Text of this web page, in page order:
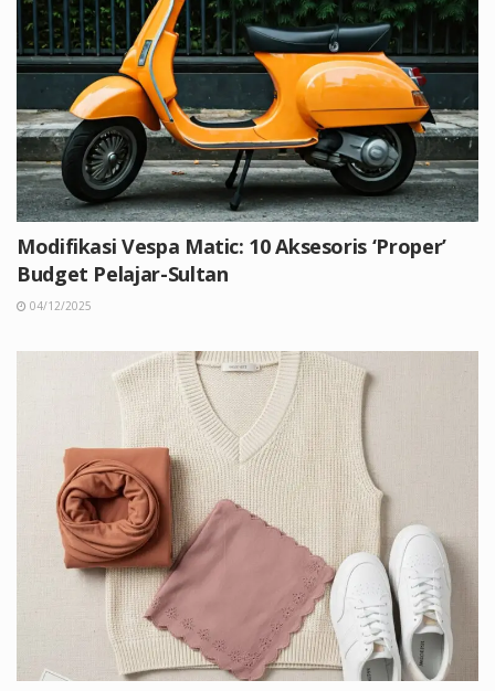
Modifikasi Vespa Matic: 10 Aksesoris ‘Proper’
Budget Pelajar-Sultan
04/12/2025